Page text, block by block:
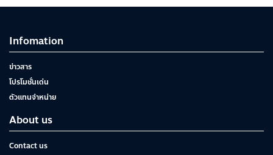
Infomation
ข่าวสาร
โปรโมชั่นเด่น
ตัวแทนจำหน่าย
About us
Contact us